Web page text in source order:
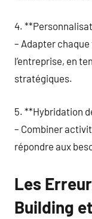
4.
– Adapter
l’entreprise, en
stratégiques.
5. **Hybridation
– Combiner
répondre aux
Les
Building